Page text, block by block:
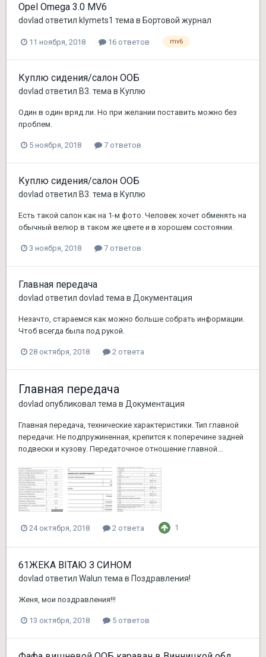
Opel Omega 3.0 MV6
dovlad ответил klymets1 тема в Бортовой журнал
11 ноября, 2018 16 ответов mv6
Куплю сидения/салон ООБ
dovlad ответил B3. тема в Куплю
Один в один вряд ли. Но при желании поставить можно без
проблем.
5 ноября, 2018 7 ответов
Куплю сидения/салон ООБ
dovlad ответил B3. тема в Куплю
Есть такой салон как на 1-м фото. Человек хочет обменять на
обычный велюр в таком же цвете и в хорошем состоянии.
3 ноября, 2018 7 ответов
Главная передача
dovlad ответил dovlad тема в Документация
Незачто, стараемся как можно больше собрать информации.
Чтоб всегда была под рукой.
28 октября, 2018 2 ответа
Главная передача
dovlad опубликовал тема в Документация
Главная передача, технические характеристики. Тип главной
передачи: Не подпружиненная, крепится к поперечине задней
подвески и кузову. Передаточное отношение главной...
24 октября, 2018 2 ответа 1
61ЖЕКА ВІТАЮ З СИНОМ
dovlad ответил Walun тема в Поздравления!
Женя, мои поздравления!!!
13 октября, 2018 5 ответов